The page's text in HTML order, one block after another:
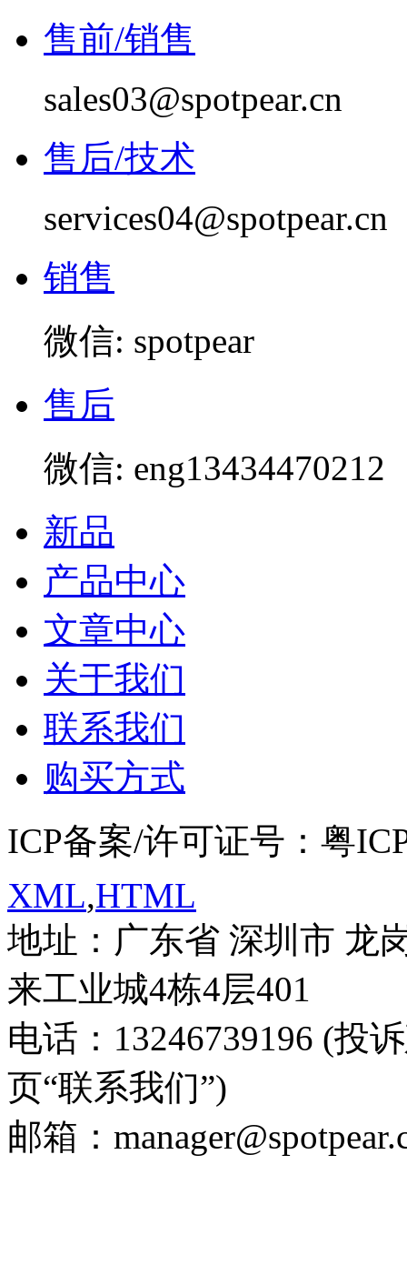
售前/销售
sales03@spotpear.cn
售后/技术
services04@spotpear.cn
销售
微信: spotpear
售后
微信: eng13434470212
新品
产品中心
文章中心
关于我们
联系我们
购买方式
ICP备案/许可证号：粤
XML,HTML
地址：广东省 深圳市 龙
来工业城4栋4层401
电话：13246739196 (投
页“联系我们”)
邮箱：